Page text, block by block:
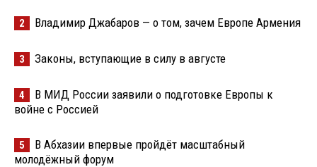
2 Владимир Джабаров — о том, зачем Европе Армения
3 Законы, вступающие в силу в августе
4
В МИД России заявили о подготовке Европы к
войне с Россией
5
В Абхазии впервые пройдёт масштабный
молодёжный форум